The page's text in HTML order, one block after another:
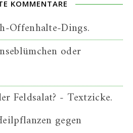
KOMMENTARE
Offenhalte-Dings.
oder
Feldsalat? - Textzicke.
gegen